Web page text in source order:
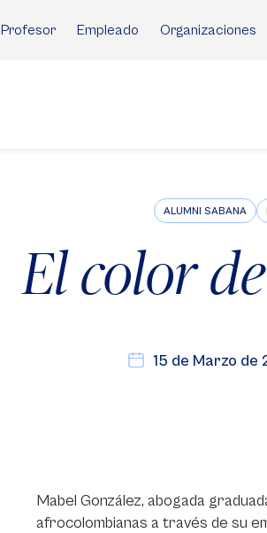
Profesor Empleado Organizaciones
ALUMNI SABANA
El color
15 de Marzo de
Mabel González, abogada
afrocolombianas a través de su